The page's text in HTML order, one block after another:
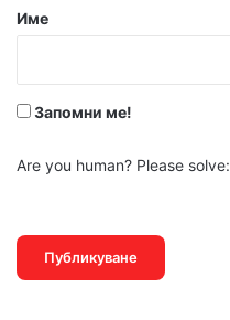
р
Име
Запомни ме!
Are you human? Please solve: